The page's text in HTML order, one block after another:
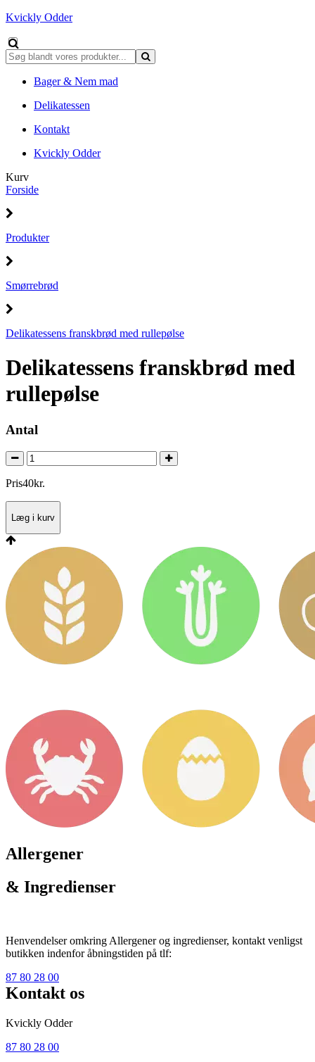
Kvickly Odder
Bager & Nem mad
Delikatessen
Kontakt
Kvickly Odder
Kurv
Forside
Produkter
Smørrebrød
Delikatessens franskbrød med rullepølse
Delikatessens franskbrød med
rullepølse
Antal
Pris40kr.
Læg i kurv
Allergener
& Ingredienser
Henvendelser omkring Allergener og ingredienser, kontakt venligst
butikken indenfor åbningstiden på tlf:
87 80 28 00
Kontakt os
Kvickly Odder
87 80 28 00